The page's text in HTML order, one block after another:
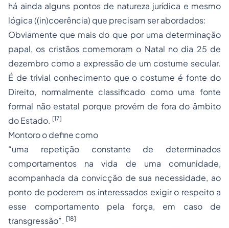
há ainda alguns pontos de natureza jurídica e mesmo
lógica ((in)coerência) que precisam ser abordados:
Obviamente que mais do que por uma determinação
papal, os cristãos comemoram o Natal no dia 25 de
dezembro como a expressão de um costume secular.
É de trivial conhecimento que o costume é fonte do
Direito, normalmente classificado como uma fonte
formal não estatal porque provém de fora do âmbito
do Estado. [17]
Montoro o define como
“uma repetição constante de determinados
comportamentos na vida de uma comunidade,
acompanhada da convicção de sua necessidade, ao
ponto de poderem os interessados exigir o respeito a
esse comportamento pela força, em caso de
transgressão”. [18]